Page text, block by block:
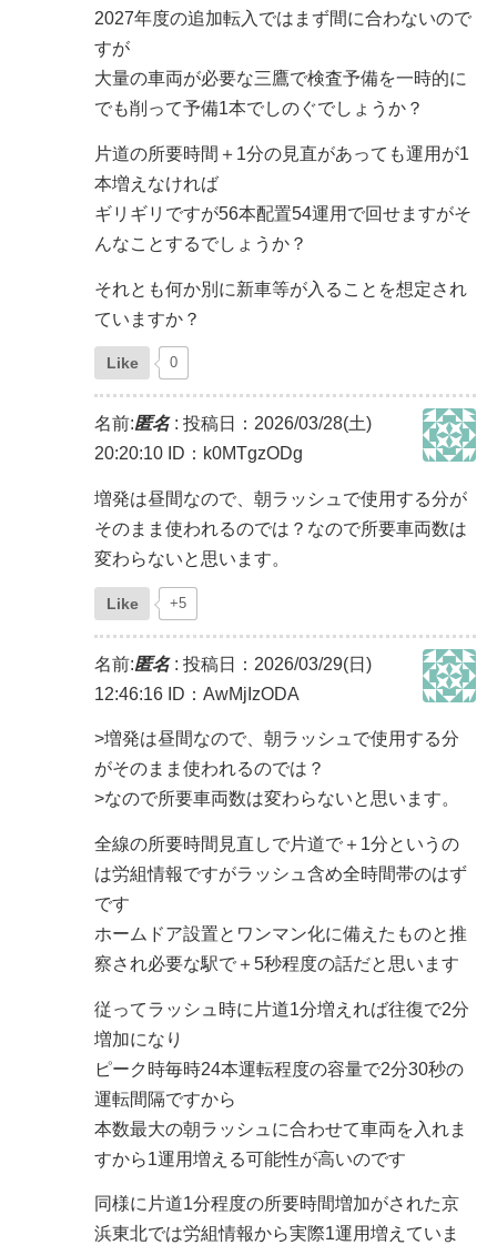
2027年度の追加転入ではまず間に合わないので
すが
大量の車両が必要な三鷹で検査予備を一時的に
でも削って予備1本でしのぐでしょうか？
片道の所要時間＋1分の見直があっても運用が1
本増えなければ
ギリギリですが56本配置54運用で回せますがそ
んなことするでしょうか？
それとも何か別に新車等が入ることを想定され
ていますか？
Like 0
名前:匿名: 投稿日：2026/03/28(土)
20:20:10 ID：k0MTgzODg
増発は昼間なので、朝ラッシュで使用する分が
そのまま使われるのでは？なので所要車両数は
変わらないと思います。
Like +5
名前:匿名: 投稿日：2026/03/29(日)
12:46:16 ID：AwMjIzODA
>増発は昼間なので、朝ラッシュで使用する分
がそのまま使われるのでは？
>なので所要車両数は変わらないと思います。
全線の所要時間見直しで片道で＋1分というの
は労組情報ですがラッシュ含め全時間帯のはず
です
ホームドア設置とワンマン化に備えたものと推
察され必要な駅で＋5秒程度の話だと思います
従ってラッシュ時に片道1分増えれば往復で2分
増加になり
ピーク時毎時24本運転程度の容量で2分30秒の
運転間隔ですから
本数最大の朝ラッシュに合わせて車両を入れま
すから1運用増える可能性が高いのです
同様に片道1分程度の所要時間増加がされた京
浜東北では労組情報から実際1運用増えていま